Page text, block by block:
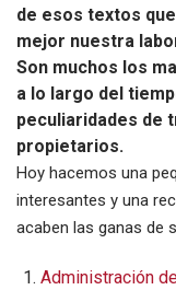
de esos textos
mejor nuestra
Son muchos los
a lo largo del
peculiaridades de
propietarios.
Hoy hacemos una
interesantes y una
acaben las ganas de
Administración